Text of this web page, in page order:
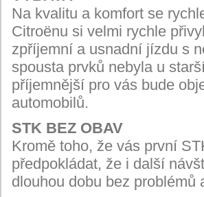
Na kvalitu a komfort se
Citroënu si velmi rychle
zpříjemní a usnadní jízdu s
spousta prvků nebyla u
příjemnější pro vás bude
automobilů.
STK BEZ OBAV
Kromě toho, že vás první
předpokládat, že i další
dlouhou dobu bez problémů